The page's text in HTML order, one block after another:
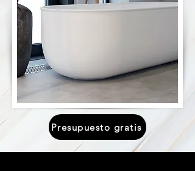
Presupuesto gratis